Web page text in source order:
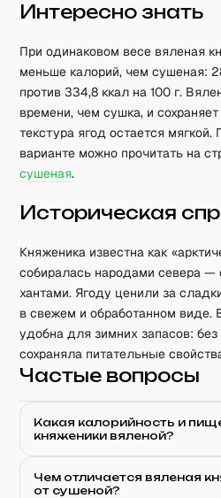
Интересно знать
При одинаковом весе вяленая
меньше калорий, чем сушеная:
против 334,8 ккал на 100 г.
времени, чем сушка, и
текстура ягод остается
варианте можно прочитать на
сушеная.
Историческая
Княженика известна как
собиралась народами севера —
хантами. Ягоду ценили за
в свежем и обработанном виде.
удобна для зимних запасов:
сохраняла питательные
Частые вопросы
Какая калорийность и
княженики вяленой?
Чем отличается вяленая
от сушеной?